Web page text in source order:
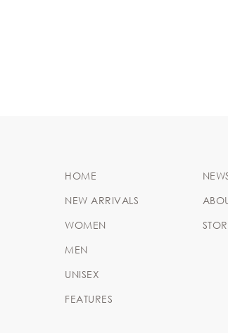
HOME
NEW ARRIVALS
WOMEN
MEN
UNISEX
FEATURES